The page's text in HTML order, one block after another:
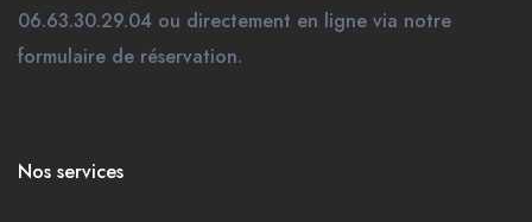
06.63.30.29.04 ou directement en ligne via notre
formulaire de réservation.
Nos services